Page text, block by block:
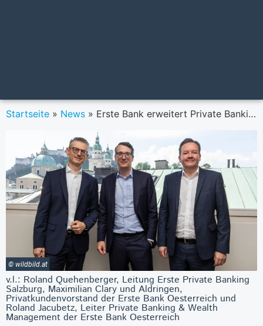
Startseite » News » Erste Bank erweitert Private Banking-Angebot in Salzburg
© wildbild.at
v.l.: Roland Quehenberger, Leitung Erste Private Banking
Salzburg, Maximilian Clary und Aldringen,
Privatkundenvorstand der Erste Bank Oesterreich und
Roland Jacubetz, Leiter Private Banking & Wealth
Management der Erste Bank Oesterreich